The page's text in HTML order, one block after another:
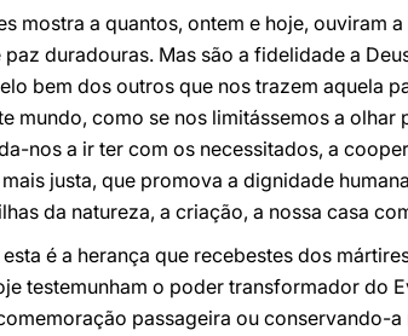
mostra a quantos, ontem e hoje, ouviram
duradouras. Mas são a fidelidade a
bem dos outros que nos trazem aquela
mundo, como se nos limitássemos a
nos a ir ter com os necessitados, a
justa, que promova a dignidade
da natureza, a criação, a nossa casa
é a herança que recebestes dos
testemunham o poder transformador do
passageira ou conservando-